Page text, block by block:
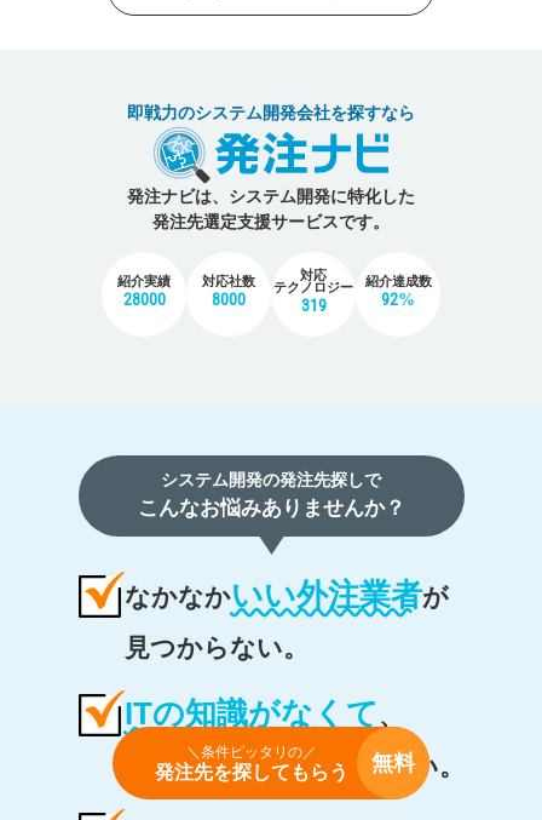
即戦力のシステム開発会社を探すなら
発注ナビは、システム開発に特化した
発注先選定支援サービスです。
紹介実績
28000
対応社数
8000
対応
テクノロジー
319
紹介達成数
92%
システム開発の発注先探しで
こんなお悩みありませんか？
なかなかいい外注業者が
見つからない。
ITの知識がなくて 、
発注内容をまとめられない。
＼条件ピッタリの／
発注先を探してもらう 無料